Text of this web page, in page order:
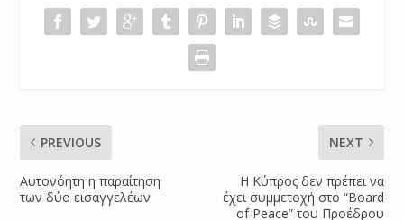
PREVIOUS
Αυτονόητη η παραίτηση
των δύο εισαγγελέων
NEXT
Η Κύπρος δεν πρέπει να
έχει συμμετοχή στο “Board
of Peace” του Προέδρου